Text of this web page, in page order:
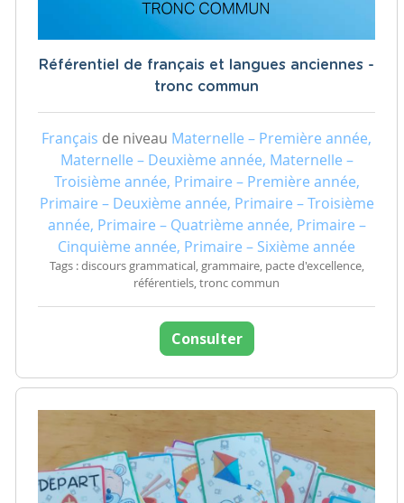
Référentiel de français et langues anciennes -
tronc commun
Français de niveau Maternelle – Première année,
Maternelle – Deuxième année, Maternelle –
Troisième année, Primaire – Première année,
Primaire – Deuxième année, Primaire – Troisième
année, Primaire – Quatrième année, Primaire –
Cinquième année, Primaire – Sixième année
Tags : discours grammatical, grammaire, pacte d'excellence,
référentiels, tronc commun
Consulter